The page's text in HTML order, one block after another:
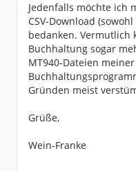
Jedenfalls möchte ich
CSV-Download
bedanken. Vermutlich
Buchhaltung sogar
MT940-Dateien
Gründen meist
Grüße,
Wein-Franke